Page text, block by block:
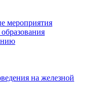
мероприятия
на железной